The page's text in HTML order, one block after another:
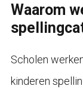
Waarom
Scholen
kinderen